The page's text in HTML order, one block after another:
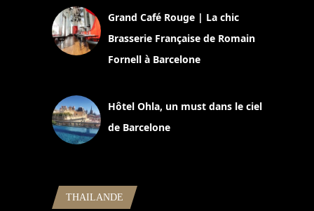
Grand Café Rouge | La chic
Brasserie Française de Romain
Fornell à Barcelone
Hôtel Ohla, un must dans le ciel
de Barcelone
THAILANDE